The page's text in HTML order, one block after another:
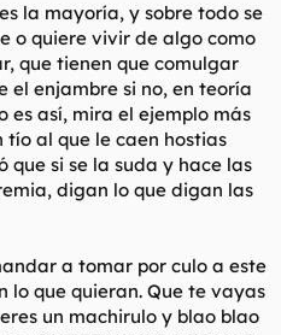
la mayoría, y sobre todo se
o quiere vivir de algo como
que tienen que comulgar
el enjambre si no, en teoría
es así, mira el ejemplo más
tío al que le caen hostias
que si se la suda y hace las
digan lo que digan las
a tomar por culo a este
lo que quieran. Que te vayas
un machirulo y blao blao